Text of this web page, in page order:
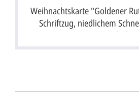
Weihnachtskarte "Goldener
Schriftzug, niedlichem
Symbolen